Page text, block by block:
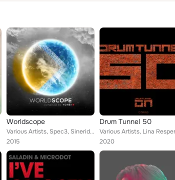
Worldscope
Various Artists, Spec3, Sinerider, Hypnoise, Plasmotek, K.I.M., Mindfold, Intelligence, Materia, Ital, Microdot, Spun Out, Neuro...
2015
Drum Tunnel 50
2020